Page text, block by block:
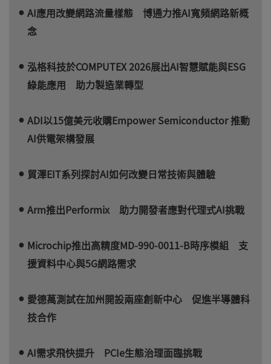
AI應用改變網路流量樣態 博通力推AI寬頻網路新概
念
泓格科技於COMPUTEX 2026展出AI智慧賦能與ESG
綠能應用 助力製造業轉型
ADI以15億美元收購Empower Semiconductor 推動
AI供電架構發展
貿澤EIT系列探討AI如何改變日常技術與體驗
Arm推出Performix 助力開發者應對代理式AI挑戰
Microchip推出高精度MD-990-0011-B時序模組 支
援資料中心與5G網路需求
愛德萬測試在加州開設兩座創新中心 促進半導體科
技合作
AI需求飛快提升 PCIe生態治理面臨挑戰